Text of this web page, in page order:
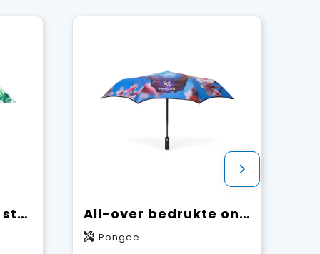
All-over bedrukte stormparaplu met houten handvat en automaat All-over bedrukte one-panel paraplu voor doorlopende prints
Pongee